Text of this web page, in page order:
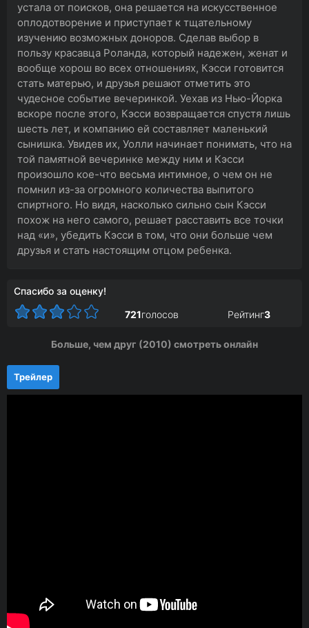
устала от поисков, она решается на искусственное
оплодотворение и приступает к тщательному
изучению возможных доноров. Сделав выбор в
пользу красавца Роланда, который надежен, женат и
вообще хорош во всех отношениях, Кэсси готовится
стать матерью, и друзья решают отметить это
чудесное событие вечеринкой. Уехав из Нью-Йорка
вскоре после этого, Кэсси возвращается спустя лишь
шесть лет, и компанию ей составляет маленький
сынишка. Увидев их, Уолли начинает понимать, что на
той памятной вечеринке между ним и Кэсси
произошло кое-что весьма интимное, о чем он не
помнил из-за огромного количества выпитого
спиртного. Но видя, насколько сильно сын Кэсси
похож на него самого, решает расставить все точки
над «и», убедить Кэсси в том, что они больше чем
друзья и стать настоящим отцом ребенка.
Спасибо за оценку!
721голосов Рейтинг3
Больше, чем друг (2010) смотреть онлайн
Трейлер